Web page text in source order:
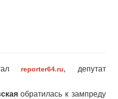
reporter64.ru, депутат
обратилась к зампреду